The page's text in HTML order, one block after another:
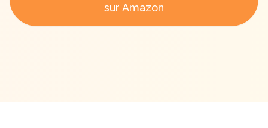
sur Amazon